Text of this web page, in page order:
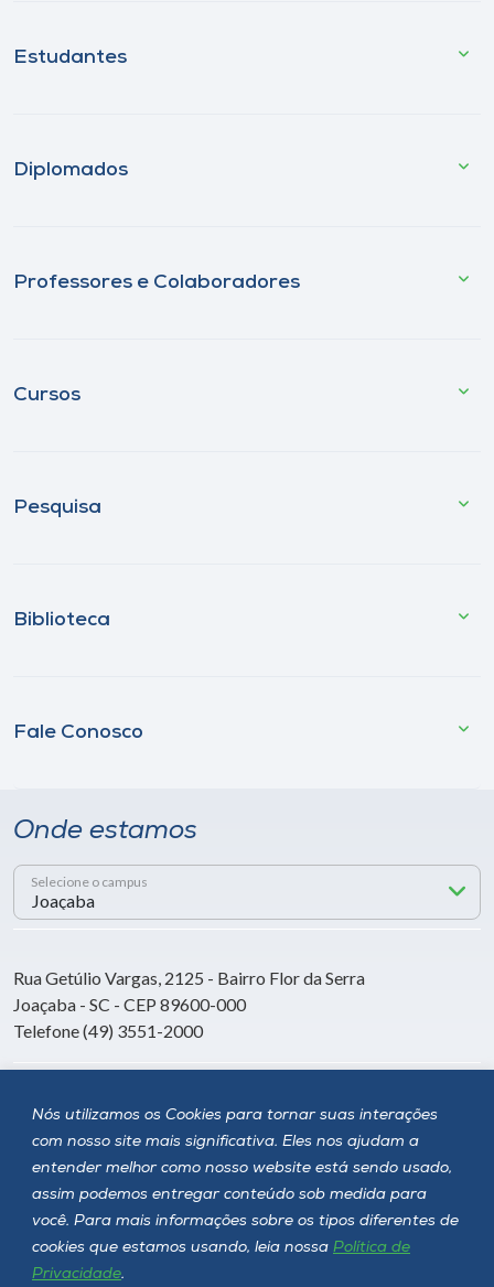
Nós utilizamos os Cookies para tornar suas interações
com nosso site mais significativa. Eles nos ajudam a
entender melhor como nosso website está sendo usado,
assim podemos entregar conteúdo sob medida para
você. Para mais informações sobre os tipos diferentes de
cookies que estamos usando, leia nossa Política de
Privacidade.
Estudantes
Diplomados
Professores e Colaboradores
Cursos
Pesquisa
Biblioteca
Fale Conosco
Onde estamos
Selecione o campus
Rua Getúlio Vargas, 2125 - Bairro Flor da Serra
Joaçaba - SC - CEP 89600-000
Telefone (49) 3551-2000
Siga a Unoesc